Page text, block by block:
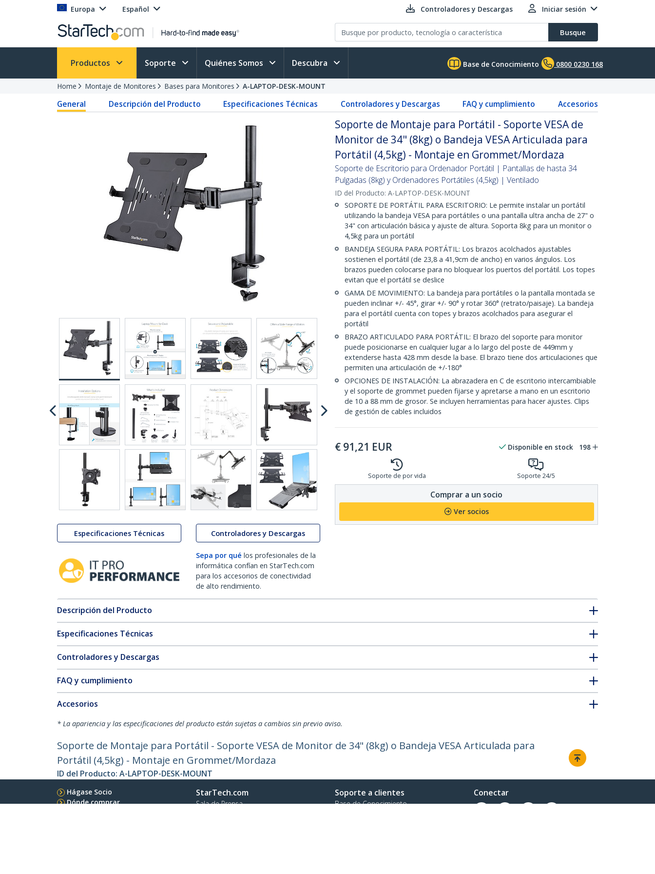
Europa Español Controladores y Descargas Iniciar sesión
Busque
Productos Soporte Quiénes Somos Descubra Base de Conocimiento 0800 0230 168
Home Montaje de Monitores Bases para Monitores A-LAPTOP-DESK-MOUNT
General Descripción del Producto Especificaciones Técnicas Controladores y Descargas FAQ y cumplimiento Accesorios
Especificaciones Técnicas Controladores y Descargas
Sepa por qué los profesionales de la
informática confían en StarTech.com
para los accesorios de conectividad
de alto rendimiento.
Soporte de Montaje para Portátil - Soporte VESA de
Monitor de 34" (8kg) o Bandeja VESA Articulada para
Portátil (4,5kg) - Montaje en Grommet/Mordaza
Soporte de Escritorio para Ordenador Portátil | Pantallas de hasta 34
Pulgadas (8kg) y Ordenadores Portátiles (4,5kg) | Ventilado
ID del Producto: A-LAPTOP-DESK-MOUNT
SOPORTE DE PORTÁTIL PARA ESCRITORIO: Le permite instalar un portátil
utilizando la bandeja VESA para portátiles o una pantalla ultra ancha de 27" o
34" con articulación básica y ajuste de altura. Soporta 8kg para un monitor o
4,5kg para un portátil
BANDEJA SEGURA PARA PORTÁTIL: Los brazos acolchados ajustables
sostienen el portátil (de 23,8 a 41,9cm de ancho) en varios ángulos. Los
brazos pueden colocarse para no bloquear los puertos del portátil. Los topes
evitan que el portátil se deslice
GAMA DE MOVIMIENTO: La bandeja para portátiles o la pantalla montada se
pueden inclinar +/- 45°, girar +/- 90° y rotar 360° (retrato/paisaje). La bandeja
para el portátil cuenta con topes y brazos acolchados para asegurar el
portátil
BRAZO ARTICULADO PARA PORTÁTIL: El brazo del soporte para monitor
puede posicionarse en cualquier lugar a lo largo del poste de 449mm y
extenderse hasta 428 mm desde la base. El brazo tiene dos articulaciones que
permiten una articulación de +/-180°
OPCIONES DE INSTALACIÓN: La abrazadera en C de escritorio intercambiable
y el soporte de grommet pueden fijarse y apretarse a mano en un escritorio
de 10 a 88 mm de grosor. Se incluyen herramientas para hacer ajustes. Clips
de gestión de cables incluidos
€ 91,21 EUR Disponible en stock 198
Soporte de por vida Soporte 24/5
Comprar a un socio
Ver socios
Descripción del Producto
Especificaciones Técnicas
Controladores y Descargas
FAQ y cumplimiento
Accesorios
* La apariencia y las especificaciones del producto están sujetas a cambios sin previo aviso.
Soporte de Montaje para Portátil - Soporte VESA de Monitor de 34" (8kg) o Bandeja VESA Articulada para
Portátil (4,5kg) - Montaje en Grommet/Mordaza
ID del Producto: A-LAPTOP-DESK-MOUNT
Hágase Socio
Dónde comprar
StarTech.com
Sala de Prensa
Soporte a clientes
Base de Conocimiento
Conectar